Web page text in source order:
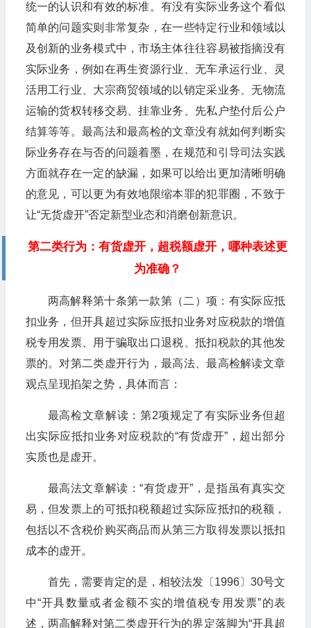
统一的认识和有效的标准。有没有实际业务这个看似
简单的问题实则非常复杂，在一些特定行业和领域以
及创新的业务模式中，市场主体往往容易被指摘没有
实际业务，例如在再生资源行业、无车承运行业、灵
活用工行业、大宗商贸领域的以销定采业务、无物流
运输的货权转移交易、挂靠业务、先私户垫付后公户
结算等等。最高法和最高检的文章没有就如何判断实
际业务存在与否的问题着墨，在规范和引导司法实践
方面就存在一定的缺漏，如果可以给出更加清晰明确
的意见，可以更为有效地限缩本罪的犯罪圈，不致于
让“无货虚开”否定新型业态和消磨创新意识。
第二类行为：有货虚开，超税额虚开，哪种表述更
为准确？
两高解释第十条第一款第（二）项：有实际应抵
扣业务，但开具超过实际应抵扣业务对应税款的增值
税专用发票、用于骗取出口退税、抵扣税款的其他发
票的。对第二类虚开行为，最高法、最高检解读文章
观点呈现掐架之势，具体而言：
最高检文章解读：第2项规定了有实际业务但超
出实际应抵扣业务对应税款的“有货虚开”，超出部分
实质也是虚开。
最高法文章解读：“有货虚开”，是指虽有真实交
易，但发票上的可抵扣税额超过实际应抵扣的税额，
包括以不含税价购买商品而从第三方取得发票以抵扣
成本的虚开。
首先，需要肯定的是，相较法发〔1996〕30号文
中“开具数量或者金额不实的增值税专用发票”的表
述，两高解释对第二类虚开行为的界定落脚为“开具超